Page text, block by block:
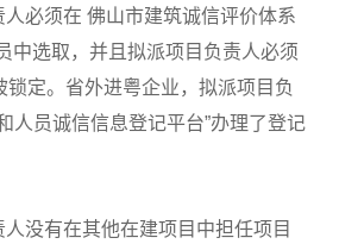
必须在 佛山市建筑诚信评价体系
中选取，并且拟派项目负责人必须
锁定。省外进粤企业，拟派项目负
人员诚信信息登记平台”办理了登记
没有在其他在建项目中担任项目